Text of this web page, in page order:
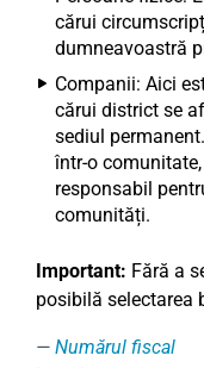
cărui
dumneavoastră
Companii: Aici
cărui district se
sediul
într-o
responsabil
comunități.
Important: Fără a
posibilă selectarea
Numărul fiscal